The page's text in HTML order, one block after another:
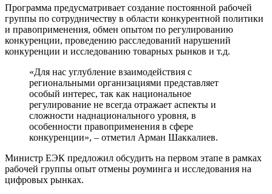
Программа предусматривает создание постоянной рабочей
группы по сотрудничеству в области конкурентной политики
и правоприменения, обмен опытом по регулированию
конкуренции, проведению расследований нарушений
конкуренции и исследованию товарных рынков и т.д.
«Для нас углубление взаимодействия с
региональными организациями представляет
особый интерес, так как национальное
регулирование не всегда отражает аспекты и
сложности наднационального уровня, в
особенности правоприменения в сфере
конкуренции», – отметил Арман Шаккалиев.
Министр ЕЭК предложил обсудить на первом этапе в рамках
рабочей группы опыт отмены роуминга и исследования на
цифровых рынках.